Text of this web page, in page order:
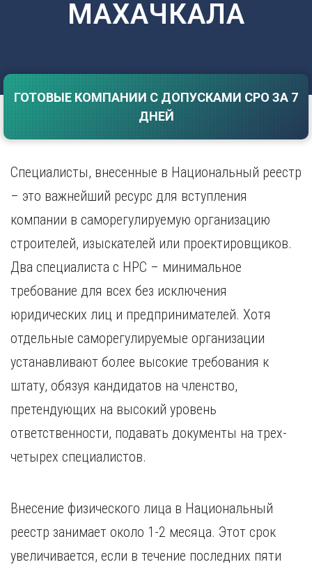
Волгоград
Екатеринбург
И
Иваново
Ижевск
К
Казань
Калининград
Калуга
Кемерово
Киров
Краснодар
Красноярск
Курган
Курск
Л
Липецк
М
Мурманск
Набережные Челны
Нижний Тагил
Новокузнецк
Саратов
Сочи
Ставрополь
Т
Тамбов
Тольятти
Томск
Тула
Тюмень
У
Улан-Удэ
Ульяновск
Хабаровск
Ч
Чебоксары
Челябинск
Череповец
МАХАЧКАЛА
ГОТОВЫЕ КОМПАНИИ С ДОПУСКАМИ СРО ЗА 7
ДНЕЙ
Специалисты, внесенные в Национальный реестр
– это важнейший ресурс для вступления
компании в саморегулируемую организацию
строителей, изыскателей или проектировщиков.
Два специалиста с НРС – минимальное
требование для всех без исключения
юридических лиц и предпринимателей. Хотя
отдельные саморегулируемые организации
устанавливают более высокие требования к
штату, обязуя кандидатов на членство,
претендующих на высокий уровень
ответственности, подавать документы на трех-
четырех специалистов.
Внесение физического лица в Национальный
реестр занимает около 1-2 месяца. Этот срок
увеличивается, если в течение последних пяти